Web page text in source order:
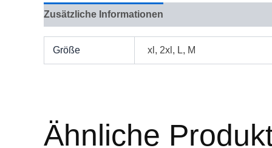
Zusätzliche Informationen
Größe xl, 2xl, L, M
Ähnliche